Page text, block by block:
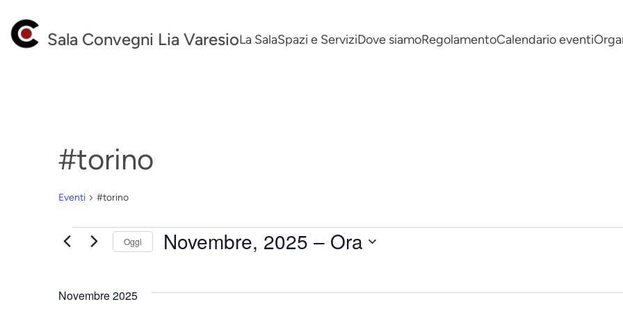
Sala Convegni Lia VaresioLa SalaSpazi e ServiziDove siamoRegolamentoCalendario eventi
#torino
Eventi #torino
Eventi
Oggi Novembre, 2025 – Ora
Novembre 2025